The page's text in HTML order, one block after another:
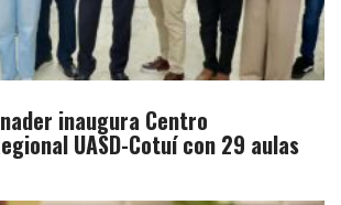
inaugura Centro
UASD-Cotuí con 29 aulas